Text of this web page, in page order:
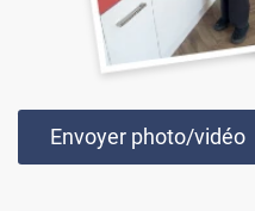
Envoyer photo/vidéo